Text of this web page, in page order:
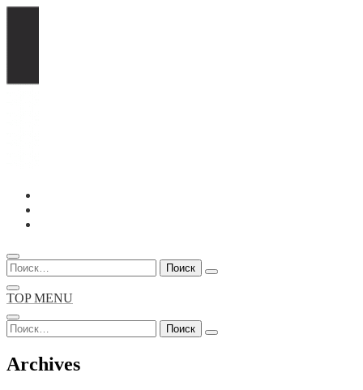
Перейти
содержимому
Найти:
TOP MENU
Найти:
Archives